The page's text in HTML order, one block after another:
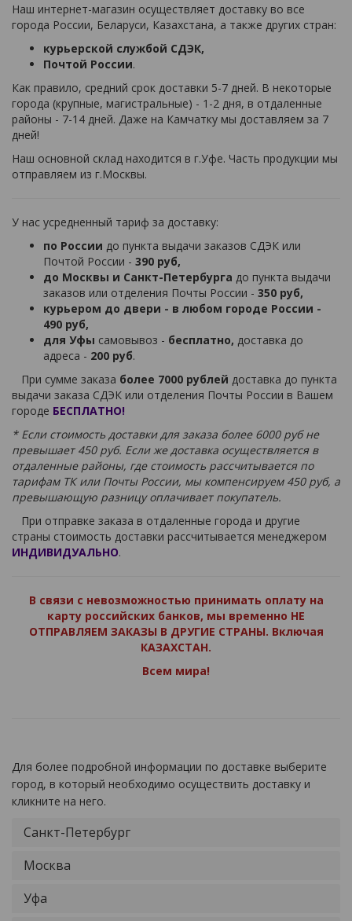
Наш интернет-магазин осуществляет доставку во все
города России, Беларуси, Казахстана, а также других стран:
курьерской службой СДЭК,
Почтой России.
Как правило, средний срок доставки 5-7 дней. В некоторые
города (крупные, магистральные) - 1-2 дня, в отдаленные
районы - 7-14 дней. Даже на Камчатку мы доставляем за 7
дней!
Наш основной склад находится в г.Уфе. Часть продукции мы
отправляем из г.Москвы.
У нас усредненный тариф за доставку:
по России до пункта выдачи заказов СДЭК или
Почтой России - 390 руб,
до Москвы и Санкт-Петербурга до пункта выдачи
заказов или отделения Почты России - 350 руб,
курьером до двери - в любом городе России -
490 руб,
для Уфы самовывоз - бесплатно, доставка до
адреса - 200 руб.
При сумме заказа более 7000 рублей доставка до пункта
выдачи заказа СДЭК или отделения Почты России в Вашем
городе БЕСПЛАТНО!
* Если стоимость доставки для заказа более 6000 руб не
превышает 450 руб. Если же доставка осуществляется в
отдаленные районы, где стоимость рассчитывается по
тарифам ТК или Почты России, мы компенсируем 450 руб, а
превышающую разницу оплачивает покупатель.
При отправке заказа в отдаленные города и другие
страны стоимость доставки рассчитывается менеджером
ИНДИВИДУАЛЬНО.
В связи с невозможностью принимать оплату на
карту российских банков, мы временно НЕ
ОТПРАВЛЯЕМ ЗАКАЗЫ В ДРУГИЕ СТРАНЫ. Включая
КАЗАХСТАН.
Всем мира!
Для более подробной информации по доставке выберите
город, в который необходимо осуществить доставку и
кликните на него.
Санкт-Петербург
Москва
Уфа